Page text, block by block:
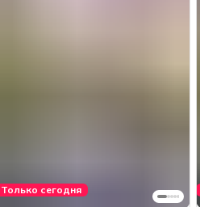
Только сегодня